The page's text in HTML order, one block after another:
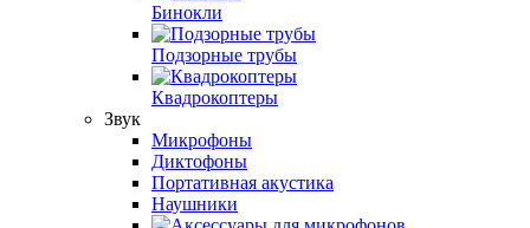
Бинокли
Подзорные трубы
Квадрокоптеры
Звук
Микрофоны
Диктофоны
Портативная акустика
Наушники